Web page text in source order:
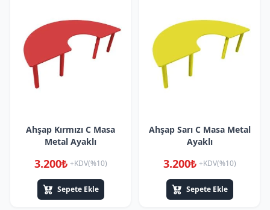
Ahşap Kırmızı C Masa
Metal Ayaklı
3.200₺ +KDV(%10)
Sepete Ekle
Ahşap Sarı C Masa Metal
Ayaklı
3.200₺ +KDV(%10)
Sepete Ekle